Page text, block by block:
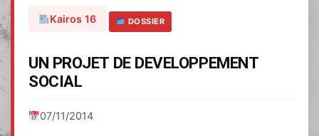
Kairos 16 DOSSIER
UN PROJET DE DEVELOPPEMENT
SOCIAL
07/11/2014